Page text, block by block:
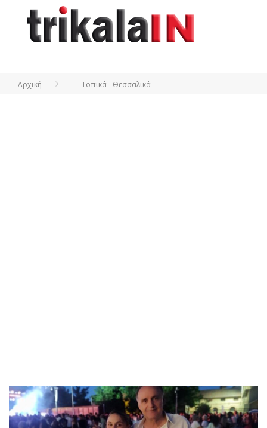
Αρχική Τοπικά - Θεσσαλικά